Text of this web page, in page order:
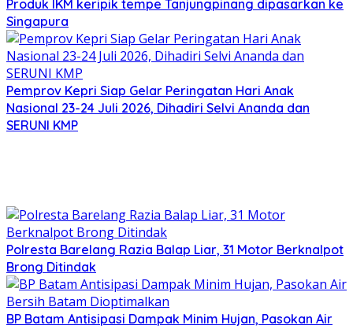
Produk IKM keripik tempe Tanjungpinang dipasarkan ke
Singapura
Pemprov Kepri Siap Gelar Peringatan Hari Anak
Nasional 23-24 Juli 2026, Dihadiri Selvi Ananda dan
SERUNI KMP
Polresta Barelang Razia Balap Liar, 31 Motor Berknalpot
Brong Ditindak
BP Batam Antisipasi Dampak Minim Hujan, Pasokan Air